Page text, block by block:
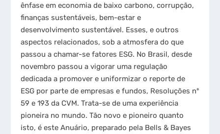
ênfase em economia de baixo carbono, corrupção,
finanças sustentáveis, bem-estar e
desenvolvimento sustentável. Esses, e outros
aspectos relacionados, sob a atmosfera do que
passou a chamar-se fatores ESG. No Brasil, desde
novembro passou a vigorar uma regulação
dedicada a promover e uniformizar o reporte de
ESG por parte de empresas e fundos, Resoluções nº
59 e 193 da CVM. Trata-se de uma experiência
pioneira no mundo. Tão novo e pioneiro quanto
isto, é este Anuário, preparado pela Bells & Bayes